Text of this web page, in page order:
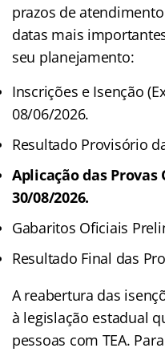
prazos de
datas mais
seu planejamento:
Inscrições e Isenção
08/06/2026.
Resultado Provisório
Aplicação das
30/08/2026.
Gabaritos Oficiais
Resultado Final das
A reabertura das
à legislação estadual
pessoas com TEA.